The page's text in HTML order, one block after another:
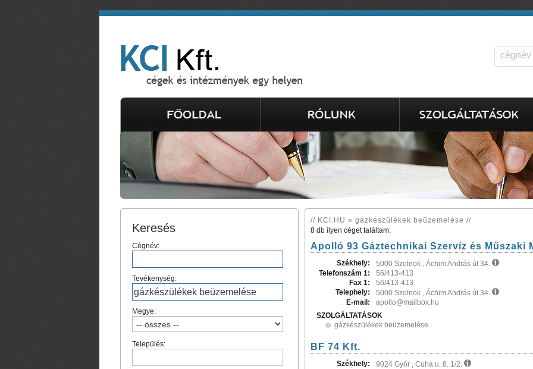
Keresés
Cégnév:
Tevékenység:
Megye:
Település:
// KCI.HU « gázkészülékek beüzemelése //
8 db ilyen céget találtam:
Apolló 93 Gáztechnikai Szervíz és Műszaki
Székhely:
5000 Szolnok , Áchim András út 34.
Telefonszám 1:
56/413-413
Fax 1:
56/413-413
Telephely:
5000 Szolnok , Áchim András út 34.
E-mail:
apollo@mailbox.hu
SZOLGÁLTATÁSOK
gázkészülékek beüzemelése
BF 74 Kft.
Székhely:
9024 Győr , Cuha u. 8. 1/2.